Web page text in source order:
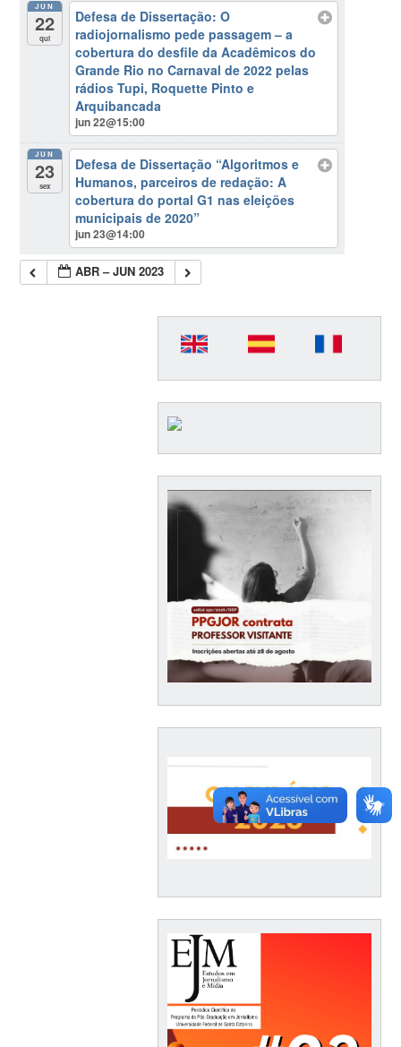
JUN
22
qui
Defesa de Dissertação: O
radiojornalismo pede passagem – a
cobertura do desfile da Acadêmicos do
Grande Rio no Carnaval de 2022 pelas
rádios Tupi, Roquette Pinto e
Arquibancada
jun 22@15:00
JUN
23
sex
Defesa de Dissertação “Algoritmos e
Humanos, parceiros de redação: A
cobertura do portal G1 nas eleições
municipais de 2020”
jun 23@14:00
ABR – JUN 2023